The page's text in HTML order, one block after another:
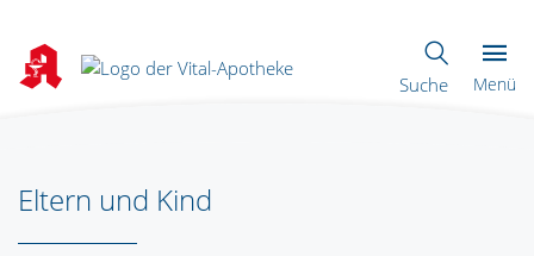
Suche Menü
Eltern und Kind